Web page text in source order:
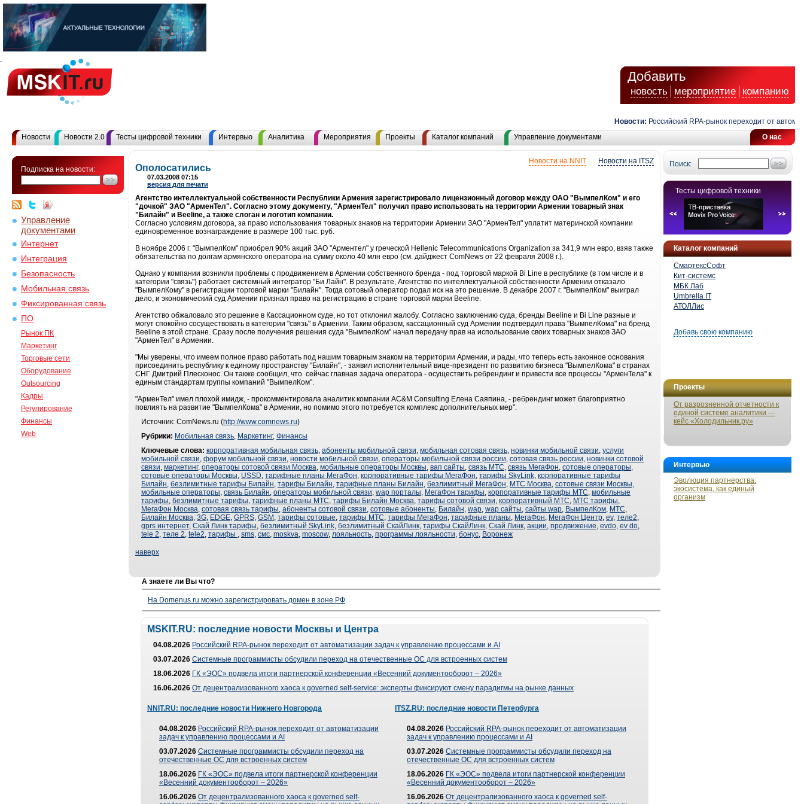
Добавить
новость мероприятие компанию
Новости: Российский RPA-рынок переходит от
О нас
Новости Новости 2.0 Тесты цифровой техники Интервью Аналитика Мероприятия Проекты Каталог компаний Управление документами
Подписка на новости:
Управление
документами
Интернет
Интеграция
Безопасность
Мобильная связь
Фиксированная связь
ПО
Рынок ПК
Маркетинг
Торговые сети
Оборудование
Outsourcing
Кадры
Регулирование
Финансы
Web
Поиск:
Тесты цифровой техники
Каталог компаний
СмартексСофт
Кит-системс
МБК Лаб
Umbrella IT
АТОЛЛис
Добавь свою компанию
Проекты
От разрозненной отчетности к
единой системе аналитики —
кейс «Холодильник.ру»
Интервью
Эволюция партнерства:
экосистема, как единый
организм
Новости на ITSZ
Новости на NNIT
Ополосатились
07.03.2008 07:15
версия для печати
Агентство интеллектуальной собственности Республики Армения зарегистрировало лицензионный договор между ОАО "ВымпелКом" и его
"дочкой" ЗАО "АрменТел". Согласно этому документу, "АрменТел" получил право использовать на территории Армении товарный знак
"Билайн" и Beeline, а также слоган и логотип компании.
Согласно условиям договора, за право использования товарных знаков на территории Армении ЗАО "АрменТел" уплатит материнской компании
единовременное вознаграждение в размере 100 тыс. руб.
В ноябре 2006 г. "ВымпелКом" приобрел 90% акций ЗАО "Арментел" у греческой Hellenic Telecommunications Organization за 341,9 млн евро, взяв также
обязательства по долгам армянского оператора на сумму около 40 млн евро (см. дайджест ComNews от 22 февраля 2008 г.).
Однако у компании возникли проблемы с продвижением в Армении собственного бренда - под торговой маркой Bi Line в республике (в том числе и в
категории "связь") работает системный интегратор "Би Лайн". В результате, Агентство по интеллектуальной собственности Армении отказало
"ВымпелКому" в регистрации торговой марки "Билайн". Тогда сотовый оператор подал иск на это решение. В декабре 2007 г. "ВымпелКом" выиграл
дело, и экономический суд Армении признал право на регистрацию в стране торговой марки Beeline.
Агентство обжаловало это решение в Кассационном суде, но тот отклонил жалобу. Согласно заключению суда, бренды Beeline и Bi Line разные и
могут спокойно сосуществовать в категории "связь" в Армении. Таким образом, кассационный суд Армении подтвердил права "ВымпелКома" на бренд
Beeline в этой стране. Сразу после получения решения суда "ВымпелКом" начал передачу прав на использование своих товарных знаков ЗАО
"АрменТел" в Армении.
"Мы уверены, что имеем полное право работать под нашим товарным знаком на территории Армении, и рады, что теперь есть законное основания
присоединить республику к единому пространству "Билайн", - заявил исполнительный вице-президент по развитию бизнеса "ВымпелКома" в странах
СНГ Дмитрий Плесконос. Он также сообщил, что сейчас главная задача оператора - осуществить ребрендинг и привести все процессы "АрменТела" к
единым стандартам группы компаний "ВымпелКом".
"АрменТел" имел плохой имидж, - прокомментировала аналитик компании AC&M Consulting Елена Саяпина, - ребрендинг может благоприятно
повлиять на развитие "ВымпелКома" в Армении, но помимо этого потребуется комплекс дополнительных мер".
Источник: ComNews.ru (http://www.comnews.ru)
Рубрики: Мобильная связь, Маркетинг, Финансы
Ключевые слова: корпоративная мобильная связь, абоненты мобильной связи, мобильная сотовая связь, новинки мобильной связи, услуги
мобильной связи, форум мобильной связи, новости мобильной связи, операторы мобильной связи россии, сотовая связь россии, новинки сотовой
связи, маркетинг, операторы сотовой связи Москва, мобильные операторы Москвы, вап сайты, связь МТС, связь МегаФон, сотовые операторы,
сотовые операторы Москвы, USSD, тарифные планы МегаФон, корпоративные тарифы МегаФон, тарифы SkyLink, корпоративные тарифы
Билайн, безлимитные тарифы Билайн, тарифы Билайн, тарифные планы Билайн, безлимитный МегаФон, МТС Москва, сотовые связи Москвы,
мобильные операторы, связь Билайн, операторы мобильной связи, wap порталы, МегаФон тарифы, корпоративные тарифы МТС, мобильные
тарифы, безлимитные тарифы, тарифные планы МТС, тарифы Билайн Москва, тарифы сотовой связи, корпоративный МТС, МТС тарифы,
МегаФон Москва, сотовая связь тарифы, абоненты сотовой связи, сотовые абоненты, Билайн, wap, wap сайты, сайты wap, ВымпелКом, МТС,
Билайн Москва, 3G, EDGE, GPRS, GSM , тарифы сотовые, тарифы МТС, тарифы МегаФон, тарифные планы, МегаФон, МегаФон Центр, ev, теле2,
gprs интернет, Скай Линк тарифы, безлимитный SkyLink, безлимитный СкайЛинк, тарифы СкайЛинк, Скай Линк, акции, продвижение, evdo, ev do,
tele 2, теле 2, tele2, тарифы , sms, смс, moskva, moscow, лояльность, программы лояльности, бонус, Воронеж
наверх
А знаете ли Вы что?
На Domenus.ru можно зарегистрировать домен в зоне РФ
MSKIT.RU: последние новости Москвы и Центра
04.08.2026 Российский RPA-рынок переходит от автоматизации задач к управлению процессами и AI
03.07.2026 Системные программисты обсудили переход на отечественные ОС для встроенных систем
18.06.2026 ГК «ЭОС» подвела итоги партнерской конференции «Весенний документооборот – 2026»
16.06.2026 От децентрализованного хаоса к governed self-service: эксперты фиксируют смену парадигмы на рынке данных
NNIT.RU: последние новости Нижнего Новгорода
04.08.2026 Российский RPA-рынок переходит от автоматизации
задач к управлению процессами и AI
03.07.2026 Системные программисты обсудили переход на
отечественные ОС для встроенных систем
18.06.2026 ГК «ЭОС» подвела итоги партнерской конференции
«Весенний документооборот – 2026»
16.06.2026 От децентрализованного хаоса к governed self-
ITSZ.RU: последние новости Петербурга
04.08.2026 Российский RPA-рынок переходит от автоматизации
задач к управлению процессами и AI
03.07.2026 Системные программисты обсудили переход на
отечественные ОС для встроенных систем
18.06.2026 ГК «ЭОС» подвела итоги партнерской конференции
«Весенний документооборот – 2026»
16.06.2026 От децентрализованного хаоса к governed self-